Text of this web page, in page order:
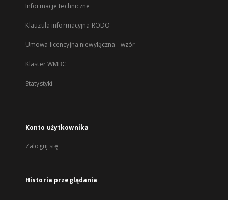
Informacje techniczne
Klauzula informacyjna RODO
Umowa licencyjna niewyłączna - wzór
Klaster WMBC
Statystyki
Konto użytkownika
Zaloguj się
Historia przeglądania